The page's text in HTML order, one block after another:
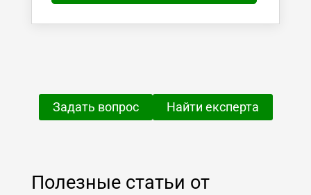
Задать вопрос Найти експерта
Полезные статьи от